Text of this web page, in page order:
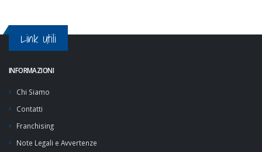
Link Utili
INFORMAZIONI
Chi Siamo
Contatti
Franchising
Note Legali e Avvertenze